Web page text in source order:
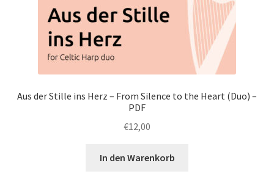
Aus der Stille ins Herz – From Silence to the Heart (Duo) –
PDF
€12,00
In den Warenkorb